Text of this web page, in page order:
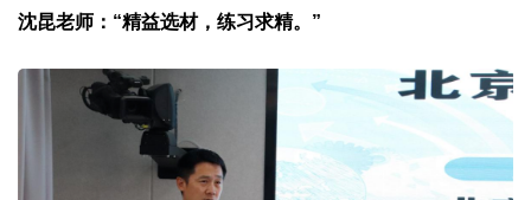
沈昆老师：“精益选材，练习求精。”